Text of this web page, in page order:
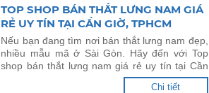
TOP SHOP BÁN THẮT LƯNG NAM GIÁ
RẺ UY TÍN TẠI CẦN GIỜ, TPHCM
Nếu bạn đang tìm nơi bán thắt lưng nam đẹp,
nhiều mẫu mã ở Sài Gòn. Hãy đến với Top
shop bán thắt lưng nam giá rẻ uy tín tại Cần
Chi tiết